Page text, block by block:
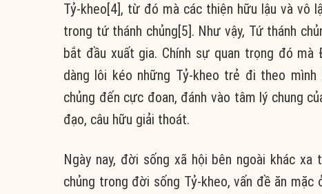
Tỷ-kheo[4], từ đó mà các thiện hữu lậu và
trong tứ thánh chủng[5]. Như vậy, Tứ thánh
bắt đầu xuất gia. Chính sự quan trọng đó
dàng lôi kéo những Tỷ-kheo trẻ đi theo
chủng đến cực đoan, đánh vào tâm lý chung
đạo, câu hữu giải thoát.
Ngày nay, đời sống xã hội bên ngoài khác
chủng trong đời sống Tỷ-kheo, vấn đề ăn